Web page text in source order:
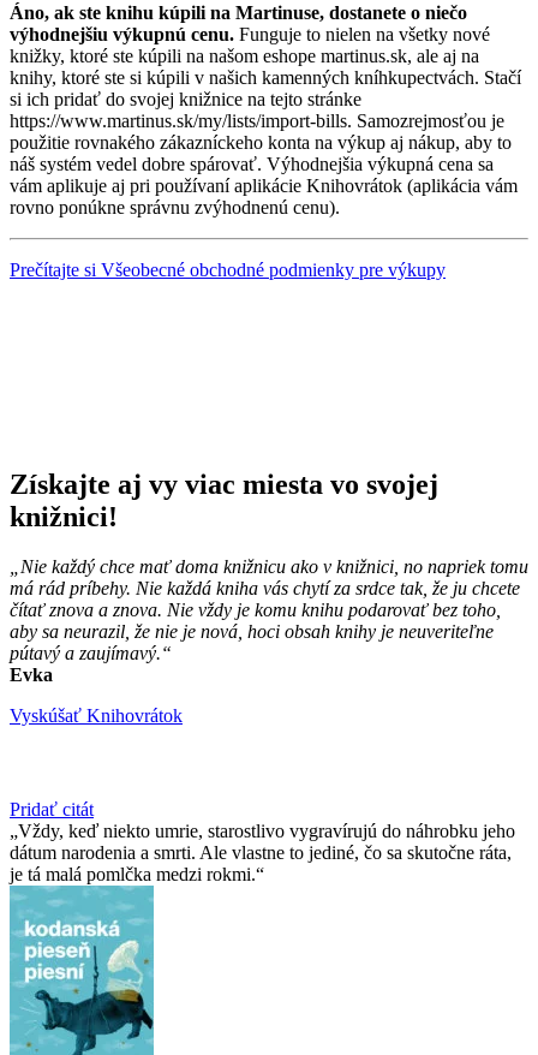
Áno, ak ste knihu kúpili na Martinuse, dostanete o niečo
výhodnejšiu výkupnú cenu. Funguje to nielen na všetky nové
knižky, ktoré ste kúpili na našom eshope martinus.sk, ale aj na
knihy, ktoré ste si kúpili v našich kamenných kníhkupectvách. Stačí
si ich pridať do svojej knižnice na tejto stránke
https://www.martinus.sk/my/lists/import-bills. Samozrejmosťou je
použitie rovnakého zákazníckeho konta na výkup aj nákup, aby to
náš systém vedel dobre spárovať. Výhodnejšia výkupná cena sa
vám aplikuje aj pri používaní aplikácie Knihovrátok (aplikácia vám
rovno ponúkne správnu zvýhodnenú cenu).
Prečítajte si Všeobecné obchodné podmienky pre výkupy
Získajte aj vy viac miesta vo svojej
knižnici!
„Nie každý chce mať doma knižnicu ako v knižnici, no napriek tomu
má rád príbehy. Nie každá kniha vás chytí za srdce tak, že ju chcete
čítať znova a znova. Nie vždy je komu knihu podarovať bez toho,
aby sa neurazil, že nie je nová, hoci obsah knihy je neuveriteľne
pútavý a zaujímavý.“
Evka
Vyskúšať Knihovrátok
Pridať citát
Vždy, keď niekto umrie, starostlivo vygravírujú do náhrobku jeho
dátum narodenia a smrti. Ale vlastne to jediné, čo sa skutočne ráta,
je tá malá pomlčka medzi rokmi.